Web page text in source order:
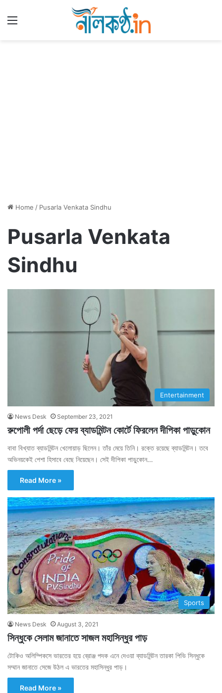
Home / Pusarla Venkata Sindhu
Pusarla Venkata
Sindhu
Entertainment
News Desk September 23, 2021
রুপোলী পর্দা ছেড়ে ফের ব্যাডমিন্টন কোর্টে ফিরলেন দীপিকা পাড়ুকোন
বাবা বিখ্যাত ব্যাডমিন্টন খেলোয়াড় ছিলেন। তাঁর মেয়ে তিনি। রক্তে রয়েছে ব্যাডমিন্টন। তবে
অভিনয়কেই পেশা হিসাবে বেছে নিয়েছেন। সেই দীপিকা পাড়ুকোন…
Read More »
Sports
News Desk August 3, 2021
সিন্ধুকে সেলাম জানাতে সাজল মহাসিন্ধুর পাড়
টোকিও অলিম্পিকসে ভারতের হয়ে ব্রোঞ্জ পদক এনে দেওয়া ব্যাডমিন্টন তারকা পিভি সিন্ধুকে
সম্মান জানাতে সেজে উঠল এ ভারতের মহাসিন্ধুর পাড়।
Read More »